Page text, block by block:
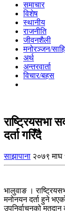
समाचार
विशेष
स्थानीय
राजनीति
जीवनशैली
मनोरञ्जन/
अर्थ
अन्तरवार्ता
विचार/बहस
राष्ट्रियसभा
दर्ता गरिँदै
साझापाना २०७९ माघ
भालुवाङ ।
मनोनयन दर्ता हुने
उपनिर्वाचनको